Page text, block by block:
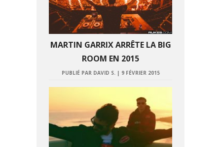
MARTIN GARRIX ARRÊTE LA BIG
ROOM EN 2015
PUBLIÉ PAR DAVID S.| 9 FÉVRIER 2015